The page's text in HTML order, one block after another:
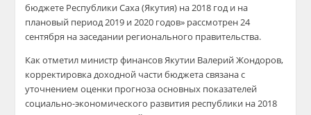
бюджете Республики Саха (Якутия) на 2018 год и на
плановый период 2019 и 2020 годов» рассмотрен 24
сентября на заседании регионального правительства.
Как отметил министр финансов Якутии Валерий Жондоров,
корректировка доходной части бюджета связана с
уточнением оценки прогноза основных показателей
социально-экономического развития республики на 2018